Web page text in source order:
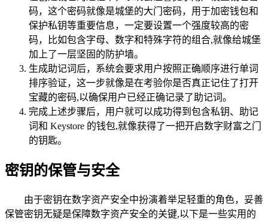
码，这个密码就像是城堡的大门密码，用于加密钱包和
保护私钥等重要信息，一定要设置一个强度较高的密
码，比如包含字母、数字和特殊字符的组合,就像给城堡
加上了一层坚固的防护墙。
生成助记词后，系统会要求用户按照正确顺序进行单词
排序验证，这一步就像是在考验你是否真正记住了打开
宝藏的密码,以确保用户已经正确记录了助记词。
完成上述步骤后，用户就可以成功得到包含私钥、助记
词和 Keystore 的钱包,就像获得了一把开启数字财富之门
的钥匙。
密钥的保管与安全
由于密钥在数字资产安全中扮演着举足轻重的角色，妥善
保管密钥无疑是保障数字资产安全的关键,以下是一些实用的